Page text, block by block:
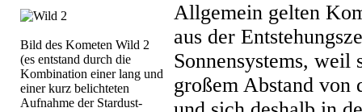
Bild des Kometen Wild 2
(es entstand durch die
Kombination einer lang und
einer kurz belichteten
Aufnahme der Stardust-
Allgemein gelten
aus der
Sonnensystems, weil
großem Abstand von